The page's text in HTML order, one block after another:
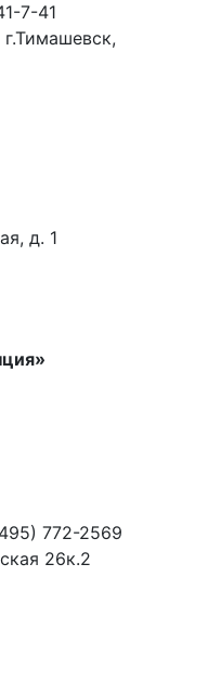
7-41
д. 1
772-2569
26к.2